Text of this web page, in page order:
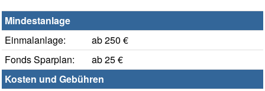
Mindestanlage
Einmalanlage:
ab 250 €
Fonds Sparplan:
ab 25 €
Kosten und Gebühren